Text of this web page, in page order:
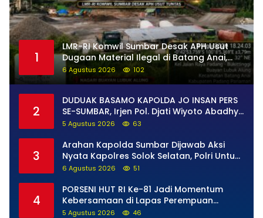
1
LMR-RI Komwil Sumbar Desak APH Usut
Dugaan Material Ilegal di Batang Anai,
Dugaan Keterkaitan PT UHA Diminta
Diselidiki Tuntas
6 Agustus 2026 102
2
DUDUAK BASAMO KAPOLDA JO INSAN PERS
SE-SUMBAR, Irjen Pol. Djati Wiyoto Abadhy
Tegaskan Tak Ada Ruang bagi Pelanggar
5 Agustus 2026 63
3
Arahan Kapolda Sumbar Dijawab Aksi
Nyata Kapolres Solok Selatan, Polri Untuk
Masyarakat Bukan Sekadar Slogan
6 Agustus 2026 51
4
PORSENI HUT RI Ke-81 Jadi Momentum
Kebersamaan di Lapas Perempuan
Padang
5 Agustus 2026 46